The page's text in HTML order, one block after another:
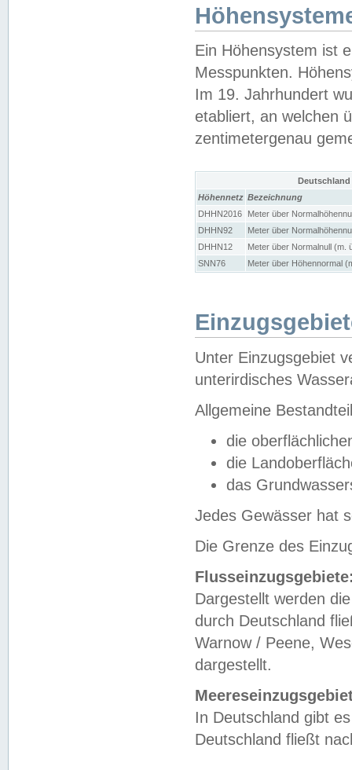
Ein Höhensystem ist
Messpunkten.
Im 19. Jahrhundert
etabliert, an welchen
zentimetergenau
Höhennetz Bezeichnung
DHHN2016
Meter über
DHHN92
Meter über
DHHN12
Meter über Normalnull (m.
SNN76
Meter über Höhennormal
Unter Einzugsgebiet
unterirdisches
Allgemeine
die
die
das
Jedes Gewässer hat
Die Grenze des
Dargestellt werden
durch Deutschland
Warnow / Peene,
dargestellt.
In Deutschland gibt
Deutschland fließt